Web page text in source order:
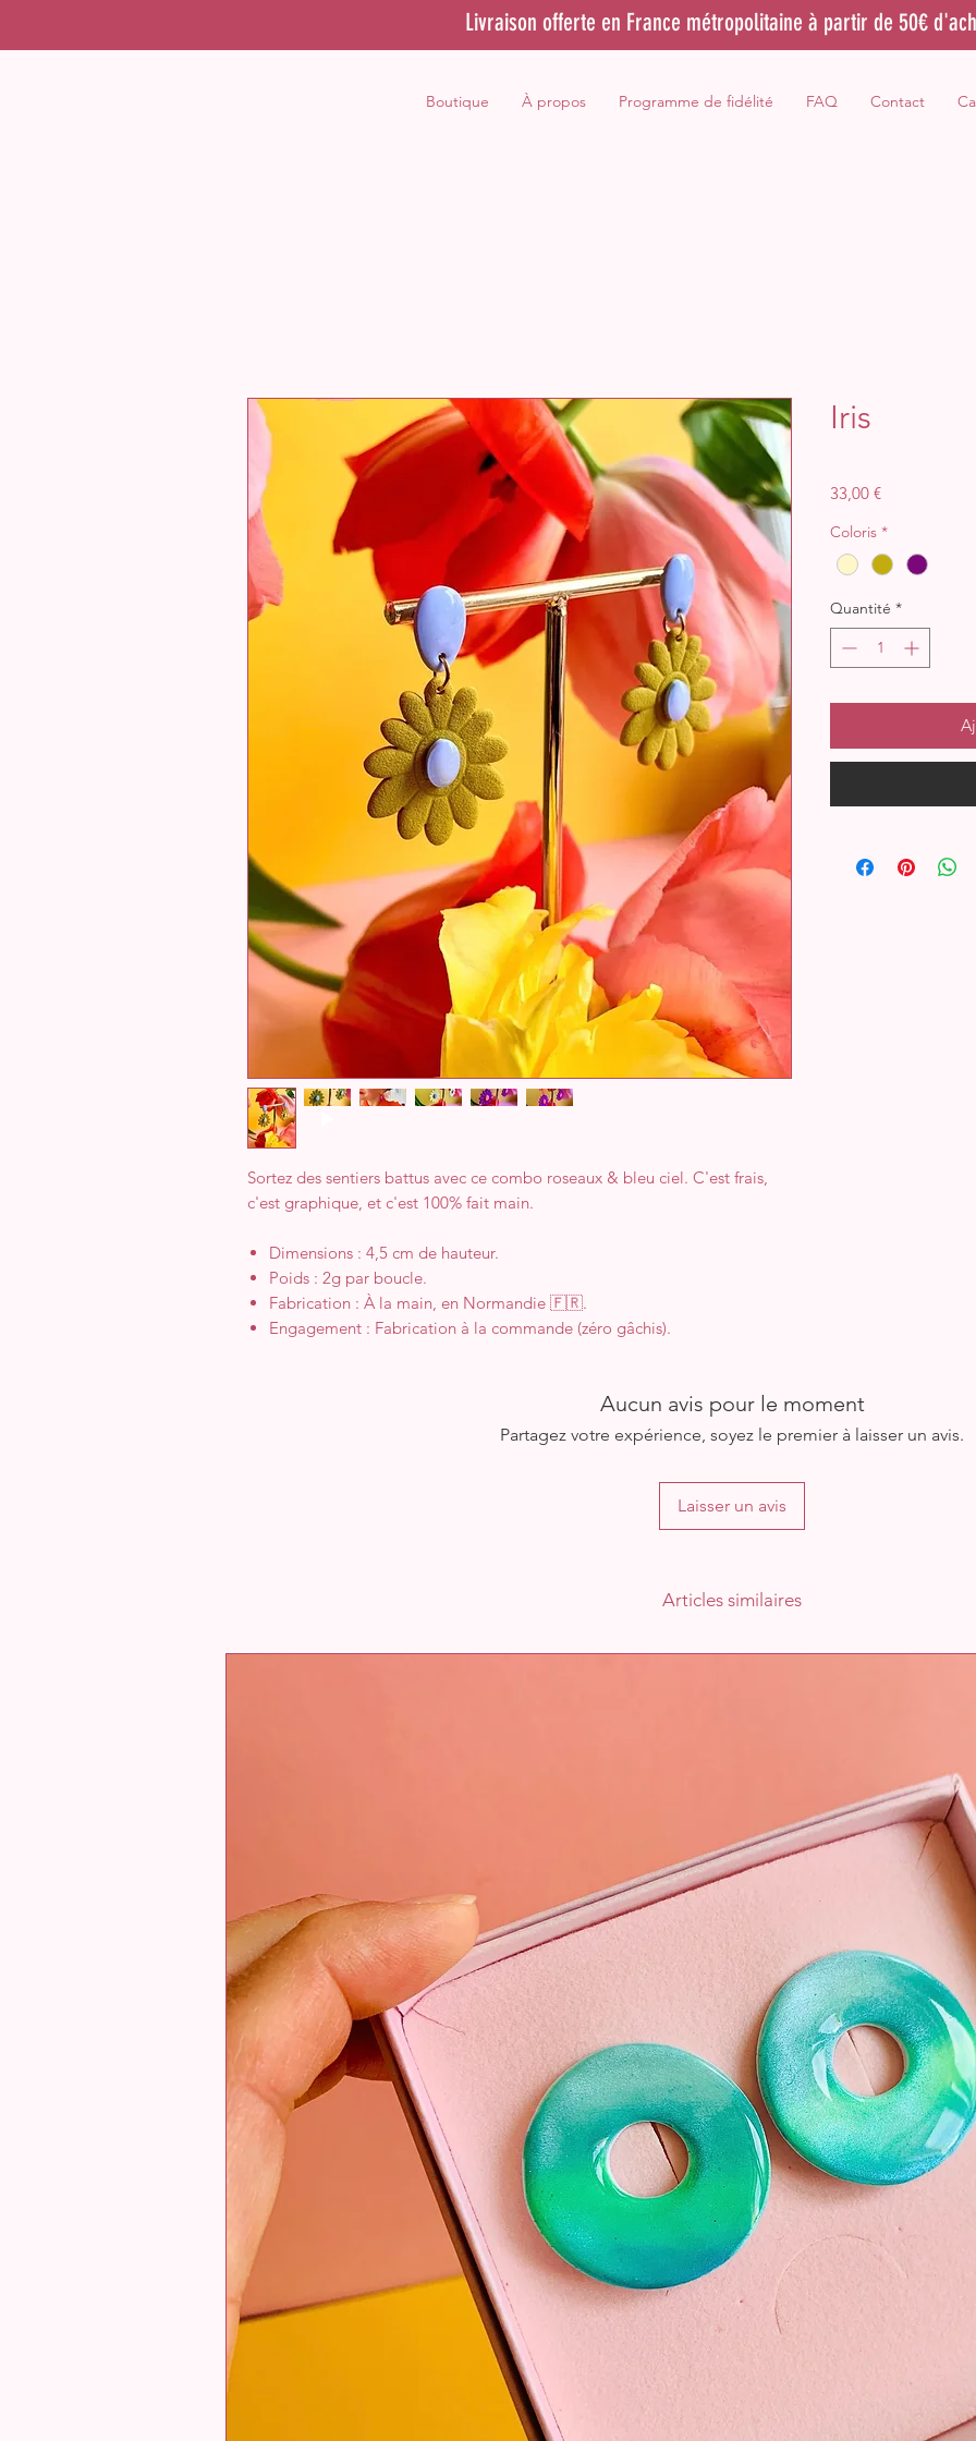
Livraison offerte en France métropolitaine à partir de 50€
Boutique À propos Programme de fidélité FAQ Contact
Sortez des sentiers battus avec ce combo roseaux & bleu ciel. C'est frais,
c'est graphique, et c'est 100% fait main.
Dimensions : 4,5 cm de hauteur.
Poids : 2g par boucle.
Fabrication : À la main, en Normandie 🇫🇷.
Engagement : Fabrication à la commande (zéro gâchis).
Iris
33,00 €Prix
Coloris *
Quantité *
Aucun avis pour le moment
Partagez votre expérience, soyez le premier à laisser un avis.
Laisser un avis
Articles similaires